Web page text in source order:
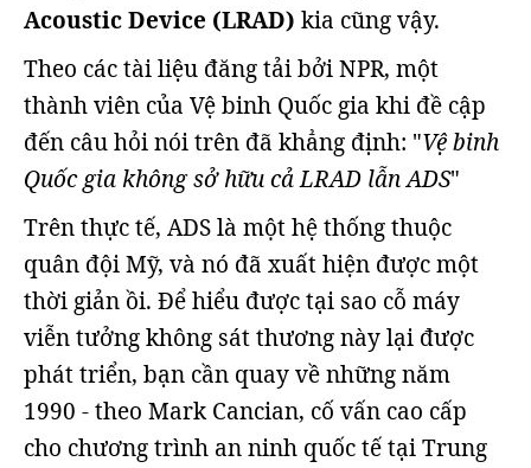
Acoustic Device (LRAD) kia cũng vậy.
Theo các tài liệu đăng tải bởi NPR, một
thành viên của Vệ binh Quốc gia khi đề cập
đến câu hỏi nói trên đã khẳng định: "Vệ binh
Quốc gia không sở hữu cả LRAD lẫn ADS"
Trên thực tế, ADS là một hệ thống thuộc
quân đội Mỹ, và nó đã xuất hiện được một
thời giản ồi. Để hiểu được tại sao cỗ máy
viễn tưởng không sát thương này lại được
phát triển, bạn cần quay về những năm
1990 - theo Mark Cancian, cố vấn cao cấp
cho chương trình an ninh quốc tế tại Trung